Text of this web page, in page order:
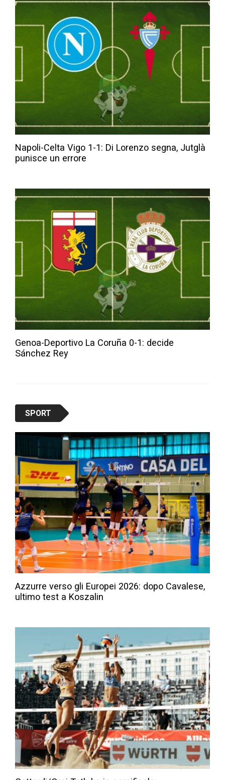
Napoli-Celta Vigo 1-1: Di Lorenzo segna, Jutglà
punisce un errore
Genoa-Deportivo La Coruña 0-1: decide
Sánchez Rey
SPORT
Azzurre verso gli Europei 2026: dopo Cavalese,
ultimo test a Koszalin